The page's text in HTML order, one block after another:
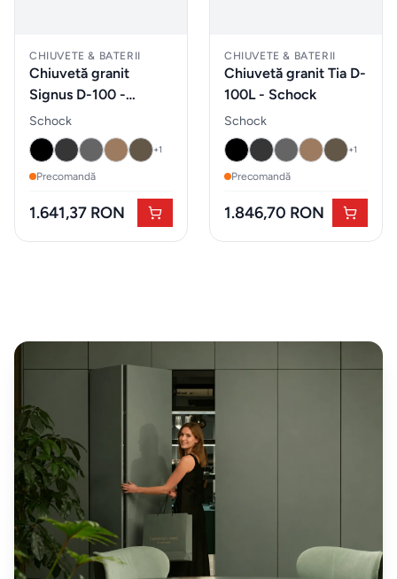
accesorii
Pardoseli
Iluminat
decorativ
Mobilier
exterior
CHIUVETE & BATERII
Chiuvetă granit
Signus D-100 -
Schock
Schock
+1
Precomandă
1.641,37 RON
CHIUVETE & BATERII
Chiuvetă granit Tia D-
100L - Schock
Schock
+1
Precomandă
1.846,70 RON